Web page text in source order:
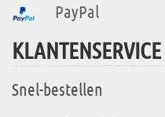
PayPal
KLANTENSERVICE
Snel-bestellen